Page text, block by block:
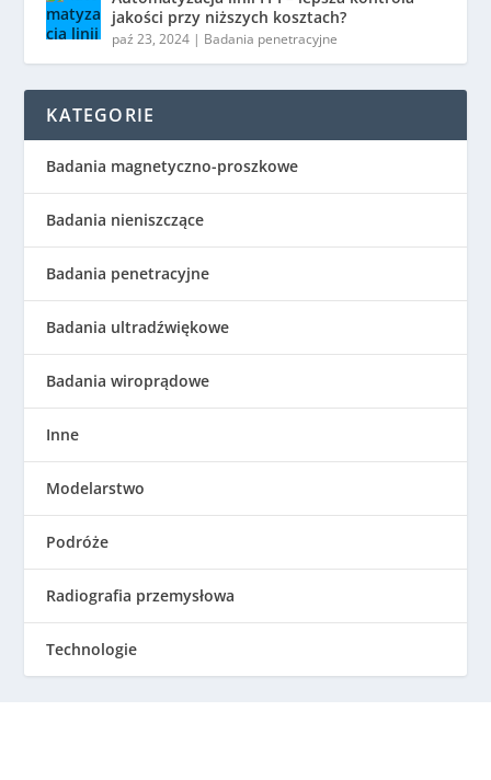
jakości przy niższych kosztach?
paź 23, 2024 | Badania penetracyjne
KATEGORIE
Badania magnetyczno-proszkowe
Badania nieniszczące
Badania penetracyjne
Badania ultradźwiękowe
Badania wiroprądowe
Inne
Modelarstwo
Podróże
Radiografia przemysłowa
Technologie